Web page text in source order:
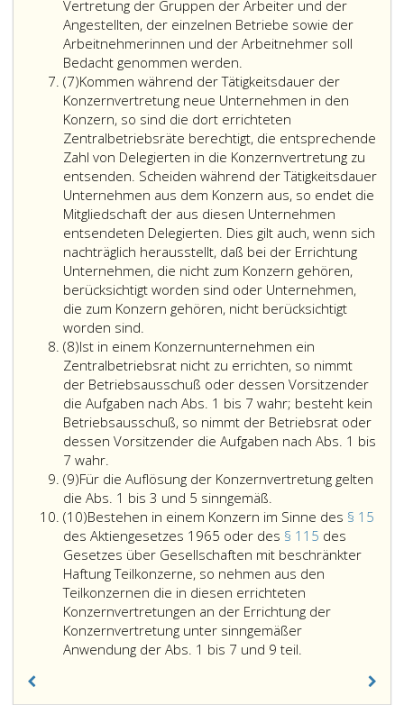
der
gemeinsamen
Interessen
der
in
diesem
Konzern
beschäftigten
Arbeitnehmer
errichtet
werden.
Die
Konzernvertretung
wird
mit
Zustimmung
von
mindestens
zwei
Dritteln
der
Zentralbetriebsräte
errichtet,
die
zusammen
mehr
als
die
Hälfte
der
im
Konzern
beschäftigten
Arbeitnehmer
repräsentieren.
schriftlichen
Verfahren
durchgeführt
werden.
Vertretung der Gruppen der Arbeiter und der
Angestellten, der einzelnen Betriebe sowie der
Arbeitnehmerinnen und der Arbeitnehmer soll
Bedacht genommen werden.
Konzernvertretung
besteht
aus
je
zwei
Delegierten
und
der
erforderlichen
Zahl
von
Ersatzdelegierten
jedes
Konzern
errichteten
Zentralbetriebsrates,
sofern
er
nicht
als
500
Arbeitnehmer
vertritt.
Die
Zahl
der
Delegierten
erhöht
sich
(7)Absatz
7
Kommen während der Tätigkeitsdauer der
Konzernvertretung neue Unternehmen in den
Konzern, so sind die dort errichteten
Zentralbetriebsräte berechtigt, die entsprechende
Zahl von Delegierten in die Konzernvertretung zu
entsenden. Scheiden während der Tätigkeitsdauer
Unternehmen aus dem Konzern aus, so endet die
Mitgliedschaft der aus diesen Unternehmen
entsendeten Delegierten. Dies gilt auch, wenn sich
nachträglich herausstellt, daß bei der Errichtung
Unternehmen, die nicht zum Konzern gehören,
berücksichtigt worden sind oder Unternehmen,
die zum Konzern gehören, nicht berücksichtigt
worden sind.
(8)Absatz
8
Ist in einem Konzernunternehmen ein
Zentralbetriebsrat nicht zu errichten, so nimmt
der Betriebsausschuß oder dessen Vorsitzender
die Aufgaben nach Abs. 1 bis 7 wahr; besteht kein
Betriebsausschuß, so nimmt der Betriebsrat oder
dessen Vorsitzender die Aufgaben nach Abs. 1 bis
7 wahr.
in
einem
Konzernunternehmen
ein
Zentralbetriebsrat
nicht
zu
errichten,
so
nimmt
(9)Absatz
9
Für die Auflösung der Konzernvertretung gelten
die Abs. 1 bis 3 und 5 sinngemäß.
die
Auflösung
der
Konzernvertretung
gelten
die
Absatz
eins
(10)Absatz
10
Bestehen in einem Konzern im Sinne des § 15
des Aktiengesetzes 1965 oder des § 115 des
Gesetzes über Gesellschaften mit beschränkter
Haftung Teilkonzerne, so nehmen aus den
Teilkonzernen die in diesen errichteten
Konzernvertretungen an der Errichtung der
Konzernvertretung unter sinngemäßer
Anwendung der Abs. 1 bis 7 und 9 teil.